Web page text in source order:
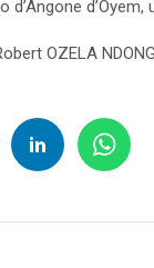
OZELA